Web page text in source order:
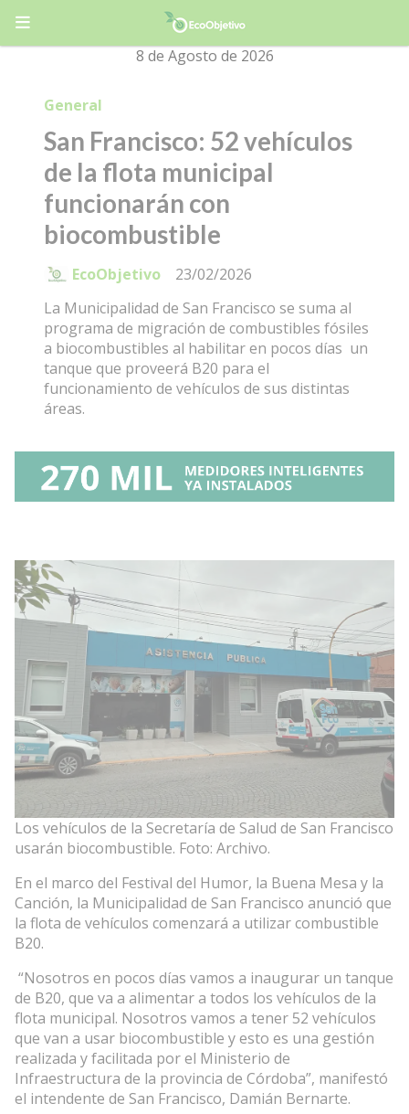
8 de Agosto de 2026
San Francisco: 52 vehículos
de la flota municipal
funcionarán con
biocombustible
La Municipalidad de San Francisco se suma al
programa de migración de combustibles fósiles
a biocombustibles al habilitar en pocos días un
tanque que proveerá B20 para el
funcionamiento de vehículos de sus distintas
áreas.
General
23/02/2026
EcoObjetivo
Los vehículos de la Secretaría de Salud de San Francisco
usarán biocombustible. Foto: Archivo.
En el marco del Festival del Humor, la Buena Mesa y la
Canción, la Municipalidad de San Francisco anunció que
la flota de vehículos comenzará a utilizar combustible
B20.
“Nosotros en pocos días vamos a inaugurar un tanque
de B20, que va a alimentar a todos los vehículos de la
flota municipal. Nosotros vamos a tener 52 vehículos
que van a usar biocombustible y esto es una gestión
realizada y facilitada por el Ministerio de
Infraestructura de la provincia de Córdoba”, manifestó
el intendente de San Francisco, Damián Bernarte.